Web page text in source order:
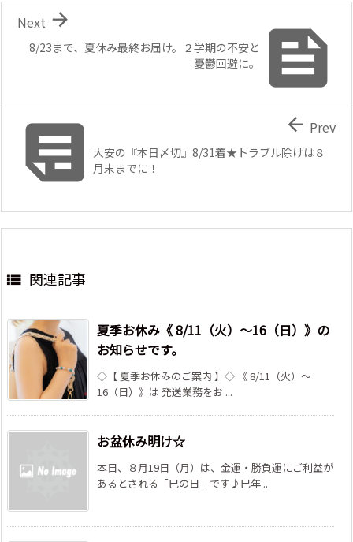

8/23まで、夏休み最終お届け。２学期の不安と
憂鬱回避に。

Next
大安の『本日〆切』8/31着★トラブル除けは８
月末までに！
 Prev
 関連記事
夏季お休み《 8/11（火）～16（日）》の
お知らせです。
◇【 夏季お休みのご案内 】◇ 《 8/11（火）～
16（日）》は 発送業務をお ...
お盆休み明け☆
本日、８月19日（月）は、金運・勝負運にご利益が
あるとされる「巳の日」です♪巳年 ...